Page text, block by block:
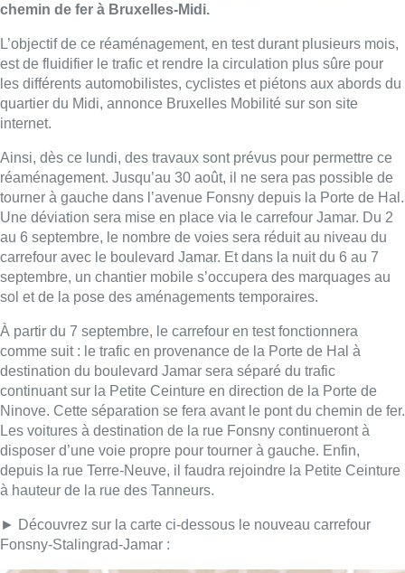
chemin de fer à Bruxelles-Midi.
L’objectif de ce réaménagement, en test durant plusieurs mois,
est de fluidifier le trafic et rendre la circulation plus sûre pour
les différents automobilistes, cyclistes et piétons aux abords du
quartier du Midi, annonce Bruxelles Mobilité sur son site
internet.
Ainsi, dès ce lundi, des travaux sont prévus pour permettre ce
réaménagement. Jusqu’au 30 août, il ne sera pas possible de
tourner à gauche dans l’avenue Fonsny depuis la Porte de Hal.
Une déviation sera mise en place via le carrefour Jamar. Du 2
au 6 septembre, le nombre de voies sera réduit au niveau du
carrefour avec le boulevard Jamar. Et dans la nuit du 6 au 7
septembre, un chantier mobile s’occupera des marquages au
sol et de la pose des aménagements temporaires.
À partir du 7 septembre, le carrefour en test fonctionnera
comme suit : le trafic en provenance de la Porte de Hal à
destination du boulevard Jamar sera séparé du trafic
continuant sur la Petite Ceinture en direction de la Porte de
Ninove. Cette séparation se fera avant le pont du chemin de fer.
Les voitures à destination de la rue Fonsny continueront à
disposer d’une voie propre pour tourner à gauche. Enfin,
depuis la rue Terre-Neuve, il faudra rejoindre la Petite Ceinture
à hauteur de la rue des Tanneurs.
► Découvrez sur la carte ci-dessous le nouveau carrefour
Fonsny-Stalingrad-Jamar :